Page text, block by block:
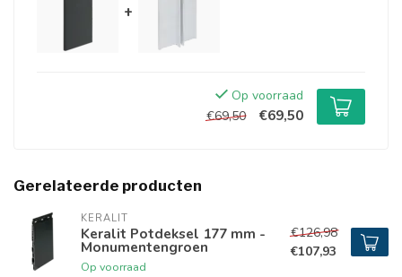
+
Op voorraad
€69,50
€69,50
Gerelateerde producten
KERALIT
Keralit Potdeksel 177 mm -
Monumentengroen
Op voorraad
€126,98
€107,93